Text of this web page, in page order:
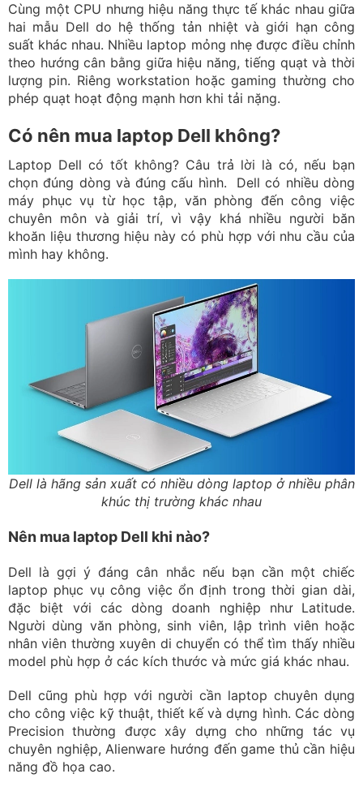
Cùng một CPU nhưng hiệu năng thực tế khác nhau giữa
hai mẫu Dell do hệ thống tản nhiệt và giới hạn công
suất khác nhau. Nhiều laptop mỏng nhẹ được điều chỉnh
theo hướng cân bằng giữa hiệu năng, tiếng quạt và thời
lượng pin. Riêng workstation hoặc gaming thường cho
phép quạt hoạt động mạnh hơn khi tải nặng.
Có nên mua laptop Dell không?
Laptop Dell có tốt không? Câu trả lời là có, nếu bạn
chọn đúng dòng và đúng cấu hình. Dell có nhiều dòng
máy phục vụ từ học tập, văn phòng đến công việc
chuyên môn và giải trí, vì vậy khá nhiều người băn
khoăn liệu thương hiệu này có phù hợp với nhu cầu của
mình hay không.
Dell là hãng sản xuất có nhiều dòng laptop ở nhiều phân
khúc thị trường khác nhau
Nên mua laptop Dell khi nào?
Dell là gợi ý đáng cân nhắc nếu bạn cần một chiếc
laptop phục vụ công việc ổn định trong thời gian dài,
đặc biệt với các dòng doanh nghiệp như Latitude.
Người dùng văn phòng, sinh viên, lập trình viên hoặc
nhân viên thường xuyên di chuyển có thể tìm thấy nhiều
model phù hợp ở các kích thước và mức giá khác nhau.
Dell cũng phù hợp với người cần laptop chuyên dụng
cho công việc kỹ thuật, thiết kế và dựng hình. Các dòng
Precision thường được xây dựng cho những tác vụ
chuyên nghiệp, Alienware hướng đến game thủ cần hiệu
năng đồ họa cao.